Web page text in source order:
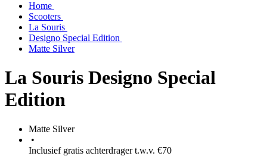
Home
Scooters
La Souris
Designo Special Edition
Matte Silver
La Souris Designo Special
Edition
Matte Silver
•
Inclusief gratis achterdrager t.w.v. €70